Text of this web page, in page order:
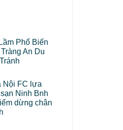
Phổ Biến
An Du
Nội FC lựa
Ninh Bnh
dừng chân